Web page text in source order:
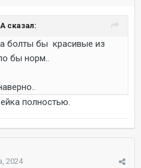
сказал:
болты бы красивые из
бы норм..
полностью.
2024